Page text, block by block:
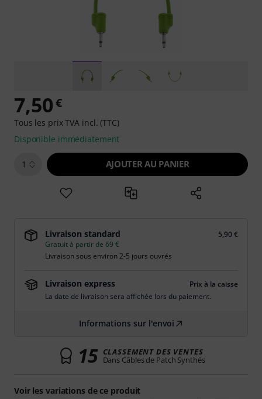
Voir les variations de ce produit
7,50€
Tous les prix TVA incl. (TTC)
Disponible immédiatement
1 AJOUTER AU PANIER
Livraison standard
5,90 €
Gratuit à partir de 69 €
Livraison sous environ 2-5 jours ouvrés
Livraison express
Prix à la caisse
La date de livraison sera affichée lors du paiement.
Informations sur l'envoi
15 CLASSEMENT DES VENTES
Dans Câbles de Patch Synthés